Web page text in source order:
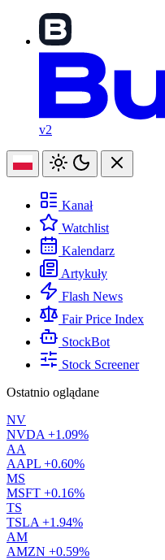
v2
Kanał
Watchlist
Kalendarz
Artykuły
Flash News
Fair Price Index
StockBot
Stock Screener
Ostatnio oglądane
NV
NVDA +1.09%
AA
AAPL +0.60%
MS
MSFT +0.16%
TS
TSLA +1.94%
AM
AMZN +0.59%